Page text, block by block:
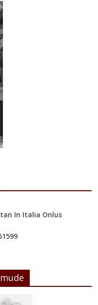
In Italia Onlus